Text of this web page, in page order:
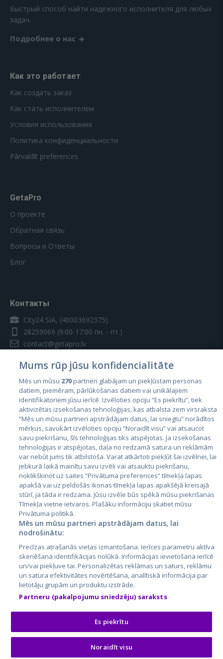
Быстрый способ найти надежного исполнителя для любых
задач.
Подробнее о нас
Как это работает
Как создать заказ
Как стать исполнителем
Условия использования
Политика конфиденциальности
Pārvaldīt preferences
GetaPro
О проекте
Обратная связь
Вопросы и Ответы
Блог
Контакты
City24 SIA, (40003692375)
28259069 (9:00-17:00 пн. - пт.)
contact@getapro.lv
Страны
Эстония
Латвия
Литва
City24.lv
City24.ee
GetaPro.lv
GetaPro.ee
Skelbiu.lt
Autoplius.lt
Aruodas.lt
CVbankas.lt
Kainos.lt
Paslaugos.lt
auto24.ee
Osta.ee
KuldneBörs.ee
Mums rūp jūsu konfidencialitāte
Mēs un mūsu 270partneri glabājam un piekļūstam personas
datiem, piemēram, pārlūkošanas datiem vai unikālajiem
identifikatoriem jūsu ierīcē. Izvēloties opciju “Es piekrītu”, tiek
aktivizētas izsekošanas tehnoloģijas, kas atbalsta zem virsraksta
“Mēs un mūsu partneri apstrādājam datus, lai sniegtu” norādītos
mērķus, savukārt izvēloties opciju “Noraidīt visu” vai atsaucot
savu piekrišanu, šīs tehnoloģijas tiks atspējotas. Ja izsekošanas
tehnoloģijas ir atspējotas, daļa no redzamā satura un reklāmām
var nebūt jums tik atbilstoša. Varat atkārtoti piekļūt šai izvēlnei, lai
jebkurā laikā mainītu savu izvēli vai atsauktu piekrišanu,
noklikšķinot uz saites “Privātuma preferences” tīmekļa lapas
apakšā vai uz peldošās ikonas tīmekļa lapas apakšējā kreisajā
stūrī, ja tāda ir redzama. Jūsu izvēle būs spēkā mūsu piekrišanas
Tīmekļa vietne ietvaros. Plašāku informāciju skatiet mūsu
Privātuma politikā.
Mēs un mūsu partneri apstrādājam datus, lai
nodrošinātu:
Precīzas atrašanās vietas izmantošana. Ierīces parametru aktīva
skenēšana identifikācijas nolūkā. Informācijas ievietošana ierīcē
un/vai piekļuve tai. Personalizētas reklāmas un saturs, reklāmu
un satura efektivitātes novērtēšana, analītiskā informācija par
lietotāju grupām un produktu izstrāde.
Partneru (pakalpojumu sniedzēju) saraksts
Es piekrītu
Noraidīt visu